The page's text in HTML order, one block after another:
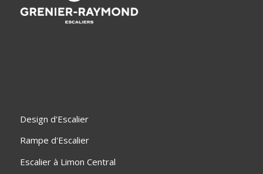
Design d'Escalier
Rampe d'Escalier
Escalier à Limon Central